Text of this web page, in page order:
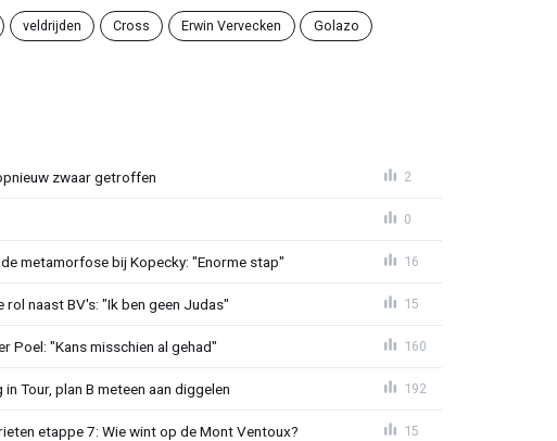
veldrijden Cross Erwin Vervecken Golazo
zwaar getroffen 2
0
metamorfose bij Kopecky: "Enorme stap" 16
naast BV's: "Ik ben geen Judas" 15
Poel: "Kans misschien al gehad" 160
Tour, plan B meteen aan diggelen 192
etappe 7: Wie wint op de Mont Ventoux? 15